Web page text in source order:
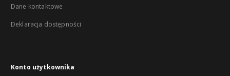
Dane kontaktowe
Deklaracja dostępności
Konto użytkownika